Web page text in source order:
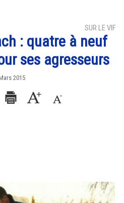
SUR LE VIF
: quatre à neuf
ses agresseurs
2015